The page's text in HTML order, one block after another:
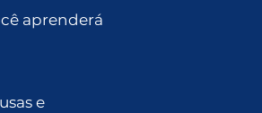
aprenderá
e